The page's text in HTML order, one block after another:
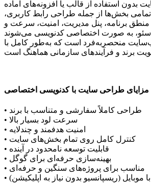
بدون استفاده از قالب یا افزونه‌های آماده
بخش‌ها از جمله طراحی رابط کاربری،
منطق برنامه، پنل مدیریت، امنیت، سرعت و
منحصربه‌فرد است که به‌طور کامل با
مزایای طراحی سایت با کدنویسی اختصاصی
• طراحی کاملاً سفارشی و متناسب با برند
• سرعت لود بسیار بالا
• امنیت هدفمند و چندلایه
• کنترل کامل روی تمام بخش‌های سایت
• قابلیت توسعه نامحدود در آینده
• بهینه‌سازی حرفه‌ای برای گوگل
• مناسب برای پروژه‌های سنگین و حرفه‌ای
موبایل (ریسپانسیو بدون نیاز به اپلیکیشن)